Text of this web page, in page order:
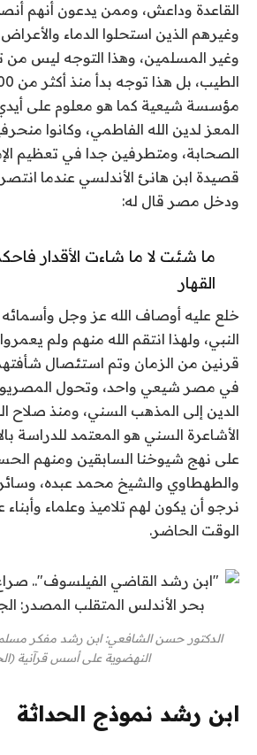
القاعدة وداعش، وممن يدعون أنهم
وغيرهم الذين استحلوا الدماء
وغير المسلمين، وهذا التوجه ليس
مؤسسة شيعية كما هو معلوم على أيدي
المعز لدين الله الفاطمي، وكانوا
الصحابة، ومتطرفين جدا في تعظيم
قصيدة ابن هانئ الأندلسي عندما انتصر
ودخل مصر قال له:
ما شئت لا ما شاءت الأقدار
القهار
خلع عليه أوصاف الله عز وجل
النبي، ولهذا انتقم الله منهم ولم
قرنين من الزمان وتم استئصال
في مصر شيعي واحد، وتحول
الدين إلى المذهب السني، ومنذ صلاح
الأشاعرة السني هو المعتمد للدراسة
على نهج شيوخنا السابقين ومنهم
والطهطاوي والشيخ محمد عبده،
نرجو أن يكون لهم تلاميذ وعلماء
الوقت الحاضر.
الدكتور حسن الشافعي: ابن رشد مفكر مسلم
النهضوية على أسس قرآنية
ابن رشد نموذج الحداثة